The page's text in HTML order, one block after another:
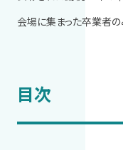
会場に集まった卒業者の
目次